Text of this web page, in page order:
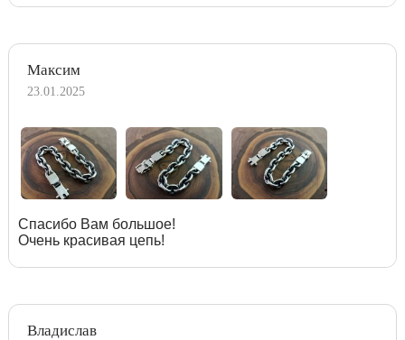
Максим
23.01.2025
Спасибо Вам большое!
Очень красивая цепь!
Владислав